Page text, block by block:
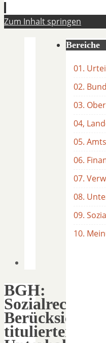
Zum Inhalt springen
BGH:
Sozialrechtliche
titulierter
Bereiche
01.
02.
03.
04,
05.
06.
07.
08.
09.
10.